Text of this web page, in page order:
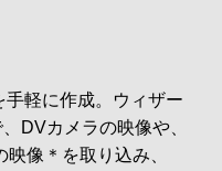
手軽に作成。ウィザー
DVカメラの映像や、
像＊を取り込み、